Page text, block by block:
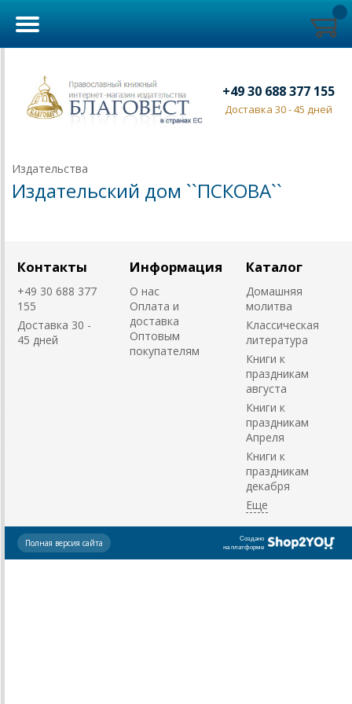
+49 30 688 377 155
Доставка 30 - 45 дней
Издательства
Издательский дом ``ПСКОВА``
Контакты
+49 30 688 377
155
Доставка 30 -
45 дней
Информация
О нас
Оплата и
доставка
Оптовым
покупателям
Каталог
Домашняя
молитва
Классическая
литература
Книги к
праздникам
августа
Книги к
праздникам
Апреля
Книги к
праздникам
декабря
Создано
на платформе
Полная версия сайта